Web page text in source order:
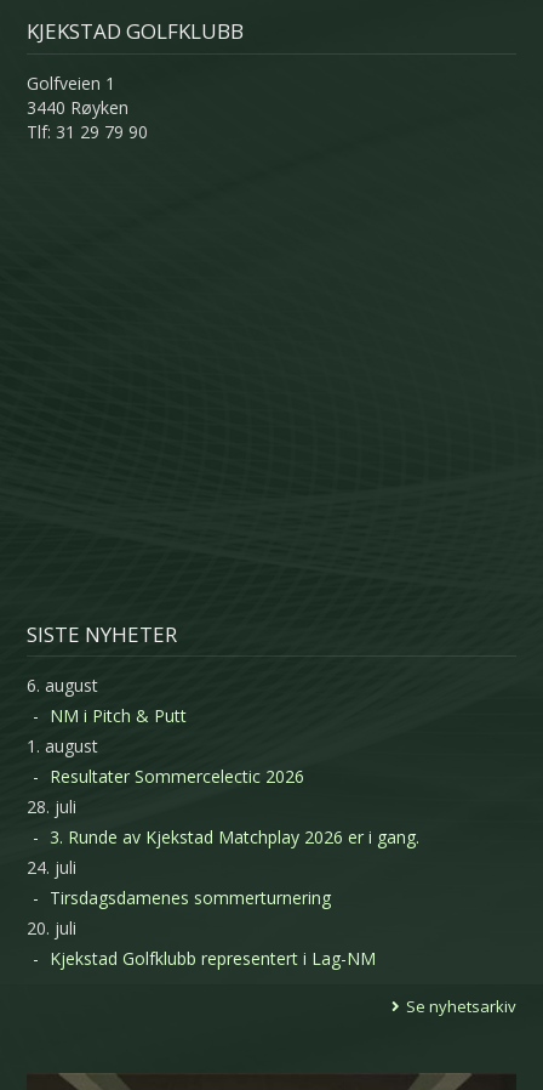
KJEKSTAD GOLFKLUBB
Golfveien 1
3440 Røyken
Tlf: 31 29 79 90
SISTE NYHETER
6. august
NM i Pitch & Putt
1. august
Resultater Sommercelectic 2026
28. juli
3. Runde av Kjekstad Matchplay 2026 er i gang.
24. juli
Tirsdagsdamenes sommerturnering
20. juli
Kjekstad Golfklubb representert i Lag-NM
Se nyhetsarkiv